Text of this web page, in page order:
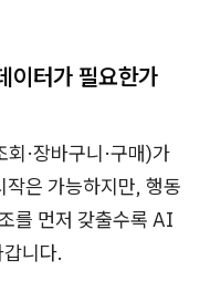
이터가 필요한가
·장바구니·구매)가
은 가능하지만, 행동
를 먼저 갖출수록 AI
니다.